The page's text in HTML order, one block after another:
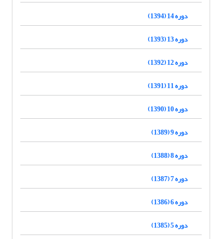
دوره 14 (1394)
دوره 13 (1393)
دوره 12 (1392)
دوره 11 (1391)
دوره 10 (1390)
دوره 9 (1389)
دوره 8 (1388)
دوره 7 (1387)
دوره 6 (1386)
دوره 5 (1385)